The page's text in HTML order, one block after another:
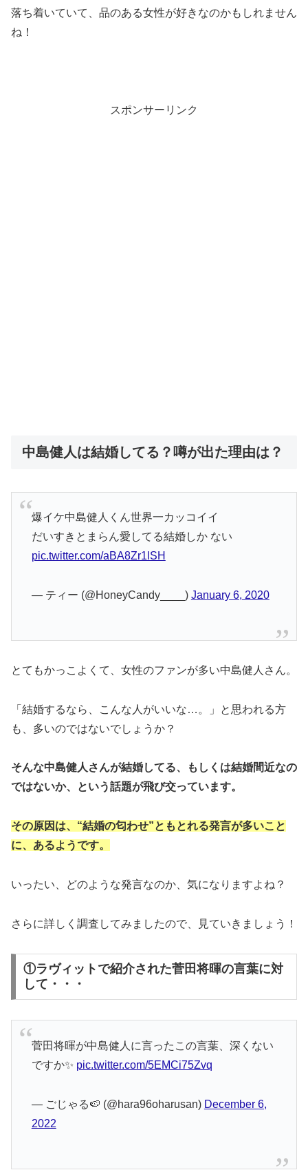
落ち着いていて、品のある女性が好きなのかもしれません
ね！
スポンサーリンク
中島健人は結婚してる？噂が出た理由は？
爆イケ中島健人くん世界一カッコイイ
だいすきとまらん愛してる結婚しか ない
pic.twitter.com/aBA8Zr1lSH
— ティー (@HoneyCandy____) January 6, 2020
とてもかっこよくて、女性のファンが多い中島健人さん。
「結婚するなら、こんな人がいいな…。」と思われる方
も、多いのではないでしょうか？
そんな中島健人さんが結婚してる、もしくは結婚間近なの
ではないか、という話題が飛び交っています。
その原因は、“結婚の匂わせ”ともとれる発言が多いこと
に、あるようです。
いったい、どのような発言なのか、気になりますよね？
さらに詳しく調査してみましたので、見ていきましょう！
①ラヴィットで紹介された菅田将暉の言葉に対
して・・・
菅田将暉が中島健人に言ったこの言葉、深くない
ですか✨ pic.twitter.com/5EMCi75Zvq
— ごじゃる🍉 (@hara96oharusan) December 6,
2022